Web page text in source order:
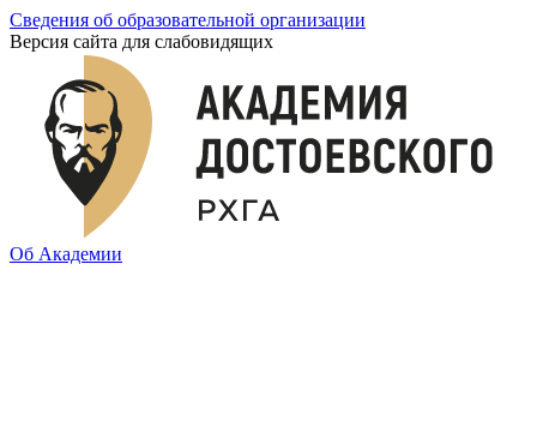
Сведения об образовательной организации
Версия сайта для слабовидящих
Об Академии